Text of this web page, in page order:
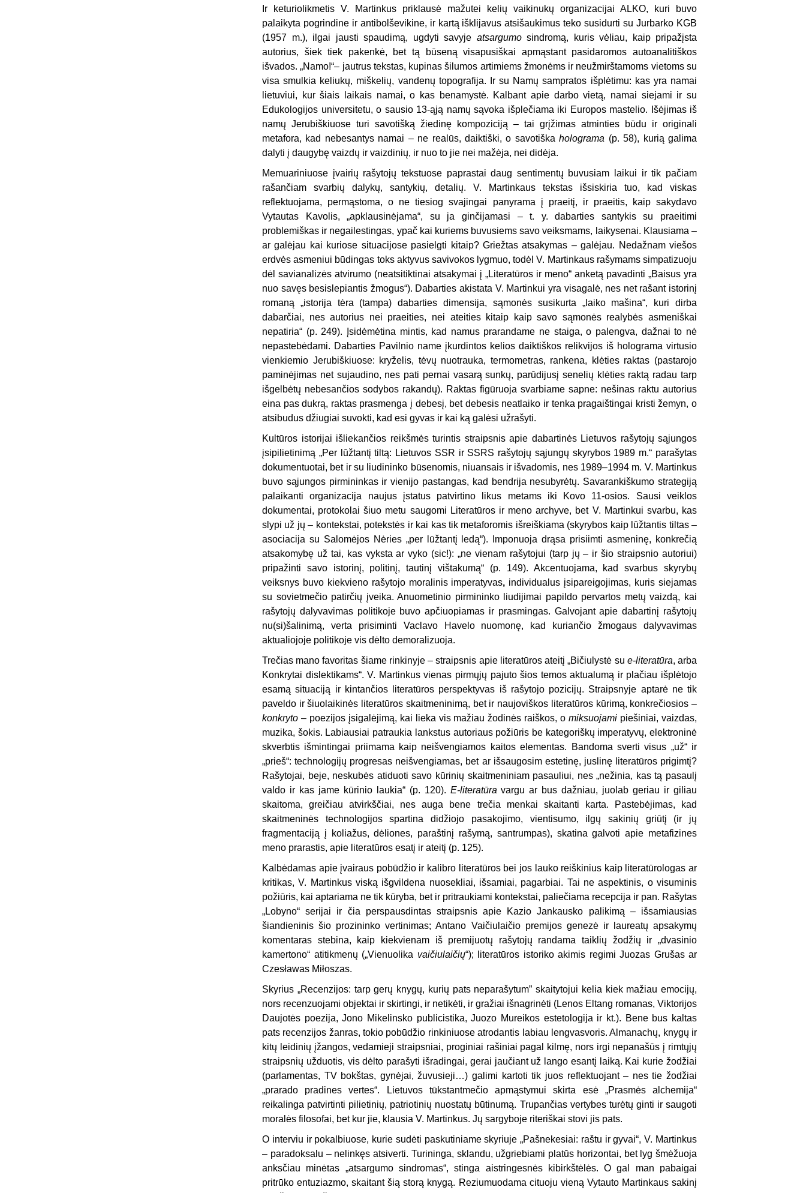
Ir keturiolikmetis V. Martinkus priklausė mažutei kelių vaikinukų organizacijai ALKO, kuri buvo
palaikyta pogrindine ir antibolševikine, ir kartą išklijavus atsišaukimus teko susidurti su Jurbarko KGB
(1957 m.), ilgai jausti spaudimą, ugdyti savyje atsargumosindromą, kuris vėliau, kaip pripažįsta
autorius, šiek tiek pakenkė, bet tą būseną visapusiškai apmąstant pasidaromos autoanalitiškos
išvados. „Namo!“– jautrus tekstas, kupinas šilumos artimiems žmonėms ir neužmirštamoms vietoms su
visa smulkia keliukų, miškelių, vandenų topografija. Ir su Namų sampratos išplėtimu: kas yra namai
lietuviui, kur šiais laikais namai, o kas benamystė. Kalbant apie darbo vietą, namai siejami ir su
Edukologijos universitetu, o sausio 13-ąją namų sąvoka išplečiama iki Europos mastelio. Išėjimas iš
namų Jerubiškiuose turi savotišką žiedinę kompoziciją – tai grįžimas atminties būdu ir originali
metafora, kad nebesantys namai – ne realūs, daiktiški, o savotiškaholograma (p. 58), kurią galima
dalyti į daugybę vaizdų ir vaizdinių, ir nuo to jie nei mažėja, nei didėja.
Memuariniuose įvairių rašytojų tekstuose paprastai daug sentimentų buvusiam laikui ir tik pačiam
rašančiam svarbių dalykų, santykių, detalių. V. Martinkaus tekstas išsiskiria tuo, kad viskas
reflektuojama, permąstoma, o ne tiesiog svajingai panyrama į praeitį, ir praeitis, kaip sakydavo
Vytautas Kavolis, „apklausinėjama“, su ja ginčijamasi – t. y. dabarties santykis su praeitimi
problemiškas ir negailestingas, ypač kai kuriems buvusiems savo veiksmams, laikysenai. Klausiama –
ar galėjau kai kuriose situacijose pasielgti kitaip? Griežtas atsakymas – galėjau. Nedažnam viešos
erdvės asmeniui būdingas toks aktyvus savivokos lygmuo, todėl V. Martinkaus rašymams simpatizuoju
dėl savianalizės atvirumo (neatsitiktinai atsakymai į „Literatūros ir meno“ anketą pavadinti „Baisus yra
nuo savęs besislepiantis žmogus“). Dabarties akistata V. Martinkui yra visagalė, nes net rašant istorinį
romaną „istorija tėra (tampa) dabarties dimensija, sąmonės susikurta „laiko mašina“, kuri dirba
dabarčiai, nes autorius nei praeities, nei ateities kitaip kaip savo sąmonės realybės asmeniškai
nepatiria“ (p. 249). Įsidėmėtina mintis, kad namus prarandame ne staiga, o palengva, dažnai to nė
nepastebėdami. Dabarties Pavilnio name įkurdintos kelios daiktiškos relikvijos iš holograma virtusio
vienkiemio Jerubiškiuose: kryželis, tėvų nuotrauka, termometras, rankena, klėties raktas (pastarojo
paminėjimas net sujaudino, nes pati pernai vasarą sunkų, parūdijusį senelių klėties raktą radau tarp
išgelbėtų nebesančios sodybos rakandų). Raktas figūruoja svarbiame sapne: nešinas raktu autorius
eina pas dukrą, raktas prasmenga į debesį, bet debesis neatlaiko ir tenka pragaištingai kristi žemyn, o
atsibudus džiugiai suvokti, kad esi gyvas ir kai ką galėsi užrašyti.
Kultūros istorijai išliekančios reikšmės turintis straipsnis apie dabartinės Lietuvos rašytojų sąjungos
įsipilietinimą „Per lūžtantį tiltą: Lietuvos SSR ir SSRS rašytojų sąjungų skyrybos 1989 m.“ parašytas
dokumentuotai, bet ir su liudininko būsenomis, niuansais ir išvadomis, nes 1989–1994 m. V. Martinkus
buvo sąjungos pirmininkas ir vienijo pastangas, kad bendrija nesubyrėtų. Savarankiškumo strategiją
palaikanti organizacija naujus įstatus patvirtino likus metams iki Kovo 11-osios. Sausi veiklos
dokumentai, protokolai šiuo metu saugomi Literatūros ir meno archyve, bet V. Martinkui svarbu, kas
slypi už jų – kontekstai, potekstės ir kai kas tik metaforomis išreiškiama (skyrybos kaip lūžtantis tiltas –
asociacija su Salomėjos Nėries „per lūžtantį ledą“). Imponuoja drąsa prisiimti asmeninę, konkrečią
atsakomybę už tai, kas vyksta ar vyko (sic!): „ne vienam rašytojui (tarp jų – ir šio straipsnio autoriui)
pripažinti savo istorinį, politinį, tautinį vištakumą“ (p. 149). Akcentuojama, kad svarbus skyrybų
veiksnys buvo kiekvieno rašytojo moralinis imperatyvas, individualus įsipareigojimas, kuris siejamas
su sovietmečio patirčių įveika. Anuometinio pirmininko liudijimai papildo pervartos metų vaizdą, kai
rašytojų dalyvavimas politikoje buvo apčiuopiamas ir prasmingas. Galvojant apie dabartinį rašytojų
nu(si)šalinimą, verta prisiminti Vaclavo Havelo nuomonę, kad kuriančio žmogaus dalyvavimas
aktualiojoje politikoje vis dėlto demoralizuoja.
Trečias mano favoritas šiame rinkinyje – straipsnis apie literatūros ateitį „Bičiulystė su e-literatūra, arba
Konkrytai dislektikams“. V. Martinkus vienas pirmųjų pajuto šios temos aktualumą ir plačiau išplėtojo
esamą situaciją ir kintančios literatūros perspektyvas iš rašytojo pozicijų. Straipsnyje aptarė ne tik
paveldo ir šiuolaikinės literatūros skaitmeninimą, bet ir naujoviškos literatūros kūrimą, konkrečiosios –
konkryto – poezijos įsigalėjimą, kai lieka vis mažiau žodinės raiškos, omiksuojami piešiniai, vaizdas,
muzika, šokis. Labiausiai patraukia lankstus autoriaus požiūris be kategoriškų imperatyvų, elektroninė
skverbtis išmintingai priimama kaip neišvengiamos kaitos elementas. Bandoma sverti visus „už“ ir
„prieš“: technologijų progresas neišvengiamas, bet ar išsaugosim estetinę, juslinę literatūros prigimtį?
Rašytojai, beje, neskubės atiduoti savo kūrinių skaitmeniniam pasauliui, nes „nežinia, kas tą pasaulį
valdo ir kas jame kūrinio laukia“ (p. 120). E-literatūra vargu ar bus dažniau, juolab geriau ir giliau
skaitoma, greičiau atvirkščiai, nes auga bene trečia menkai skaitanti karta. Pastebėjimas, kad
skaitmeninės technologijos spartina didžiojo pasakojimo, vientisumo, ilgų sakinių griūtį (ir jų
fragmentaciją į koliažus, dėliones, paraštinį rašymą, santrumpas), skatina galvoti apie metafizines
meno prarastis, apie literatūros esatį ir ateitį (p. 125).
Kalbėdamas apie įvairaus pobūdžio ir kalibro literatūros bei jos lauko reiškinius kaip literatūrologas ar
kritikas, V. Martinkus viską išgvildena nuosekliai, išsamiai, pagarbiai. Tai ne aspektinis, o visuminis
požiūris, kai aptariama ne tik kūryba, bet ir pritraukiami kontekstai, paliečiama recepcija ir pan. Rašytas
„Lobyno“ serijai ir čia perspausdintas straipsnis apie Kazio Jankausko palikimą – išsamiausias
šiandieninis šio prozininko vertinimas; Antano Vaičiulaičio premijos genezė ir laureatų apsakymų
komentaras stebina, kaip kiekvienam iš premijuotų rašytojų randama taiklių žodžių ir „dvasinio
kamertono“ atitikmenų („Vienuolika vaičiulaičių“); literatūros istoriko akimis regimi Juozas Grušas ar
Czesławas Miłoszas.
Skyrius „Recenzijos: tarp gerų knygų, kurių pats neparašytum” skaitytojui kelia kiek mažiau emocijų,
nors recenzuojami objektai ir skirtingi, ir netikėti, ir gražiai išnagrinėti (Lenos Eltang romanas, Viktorijos
Daujotės poezija, Jono Mikelinsko publicistika, Juozo Mureikos estetologija ir kt.). Bene bus kaltas
pats recenzijos žanras, tokio pobūdžio rinkiniuose atrodantis labiau lengvasvoris. Almanachų, knygų ir
kitų leidinių įžangos, vedamieji straipsniai, proginiai rašiniai pagal kilmę, nors irgi nepanašūs į rimtųjų
straipsnių užduotis, vis dėlto parašyti išradingai, gerai jaučiant už lango esantį laiką. Kai kurie žodžiai
(parlamentas, TV bokštas, gynėjai, žuvusieji…) galimi kartoti tik juos reflektuojant – nes tie žodžiai
„prarado pradines vertes“. Lietuvos tūkstantmečio apmąstymui skirta esė „Prasmės alchemija“
reikalinga patvirtinti pilietinių, patriotinių nuostatų būtinumą. Trupančias vertybes turėtų ginti ir saugoti
moralės filosofai, bet kur jie, klausia V. Martinkus. Jų sargyboje riteriškai stovi jis pats.
O interviu ir pokalbiuose, kurie sudėti paskutiniame skyriuje „Pašnekesiai: raštu ir gyvai“, V. Martinkus
– paradoksalu – nelinkęs atsiverti. Turininga, sklandu, užgriebiami platūs horizontai, bet lyg šmėžuoja
anksčiau minėtas „atsargumo sindromas“, stinga aistringesnės kibirkštėlės. O gal man pabaigai
pritrūko entuziazmo, skaitant šią storą knygą. Reziumuodama cituoju vieną Vytauto Martinkaus sakinį